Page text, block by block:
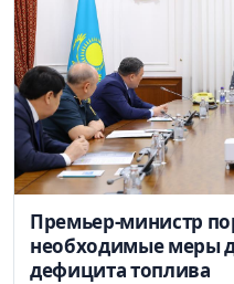
Премьер-министр
необходимые меры
дефицита топлива